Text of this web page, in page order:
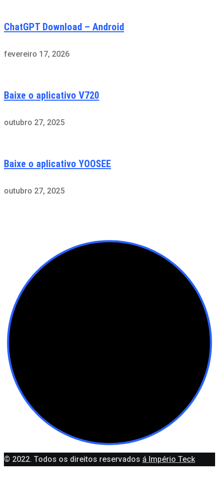
ChatGPT Download – Android
fevereiro 17, 2026
Baixe o aplicativo V720
outubro 27, 2025
Baixe o aplicativo YOOSEE
outubro 27, 2025
© 2022. Todos os direitos reservados á Império Teck